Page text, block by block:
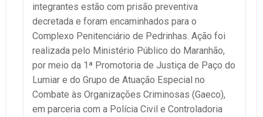
integrantes estão com prisão preventiva
decretada e foram encaminhados para o
Complexo Penitenciário de Pedrinhas. Ação foi
realizada pelo Ministério Público do Maranhão,
por meio da 1ª Promotoria de Justiça de Paço do
Lumiar e do Grupo de Atuação Especial no
Combate às Organizações Criminosas (Gaeco),
em parceria com a Polícia Civil e Controladoria